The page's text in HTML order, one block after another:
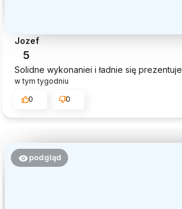
Jozef
5
Solidne wykonaniei i ładnie się prezentuje
w tym tygodniu
0
0
podgląd